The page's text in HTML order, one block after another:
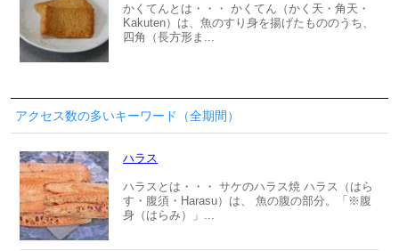
かくてんとは・・・ かくてん（かく天・角天・
Kakuten）は、魚のすり身を揚げたもののうち、
四角（長方形ま...
アクセス数の多いキーワード（全期間）
ハラス
ハラスとは・・・ サケのハラス焼 ハラス（はら
す・腹須・Harasu）は、 魚の腹の部分。「※腹
身（はらみ）」...